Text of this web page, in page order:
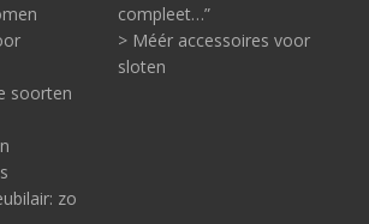
soorten
zo
compleet…”
> Méér accessoires voor
sloten